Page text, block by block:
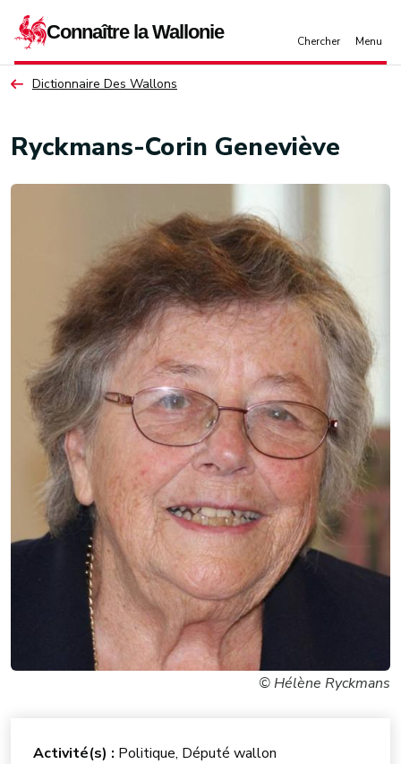
Dictionnaire Des Wallons
Ryckmans-Corin Geneviève
© Hélène Ryckmans
Activité(s) : Politique, Député wallon